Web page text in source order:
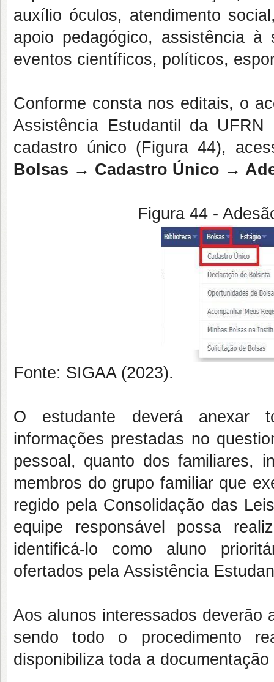
auxílio óculos, atendimento
apoio pedagógico, assistência
eventos científicos, políticos,
Conforme consta nos editais, o
Assistência Estudantil da
cadastro único (Figura 44),
Bolsas → Cadastro Único →
Figura 44 -
Fonte: SIGAA (2023).
O estudante deverá anexar
informações prestadas no
pessoal, quanto dos familiares,
membros do grupo familiar que
regido pela Consolidação das
equipe responsável possa
identificá-lo como aluno
ofertados pela Assistência
Aos alunos interessados
sendo todo o procedimento
disponibiliza toda a